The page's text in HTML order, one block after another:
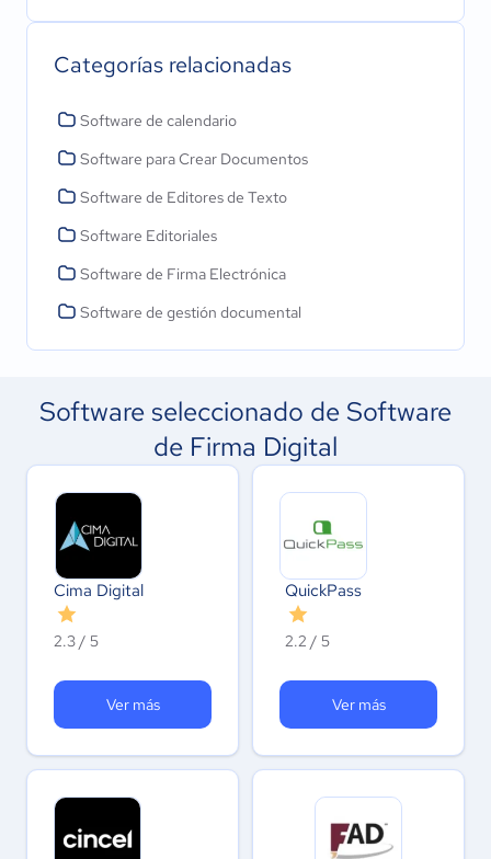
Categorías relacionadas
Software de calendario
Software para Crear Documentos
Software de Editores de Texto
Software Editoriales
Software de Firma Electrónica
Software de gestión documental
Software seleccionado de Software
de Firma Digital
Cima Digital
2.3 / 5
Ver más
QuickPass
2.2 / 5
Ver más